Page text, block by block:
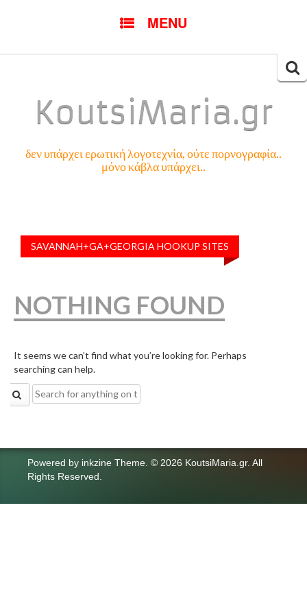
MENU
KoutsiMaria.gr
δεν υπάρχει ερωτική λογοτεχνία, ούτε πορνογραφία..
μόνο κάβλα υπάρχει..
SAVANNAH+GA+GEORGIA HOOKUP SITES
NOTHING FOUND
It seems we can’t find what you’re looking for. Perhaps
searching can help.
Search
for:
Powered by inkzine Theme © 2026 KoutsiMaria.gr. All
Rights Reserved.